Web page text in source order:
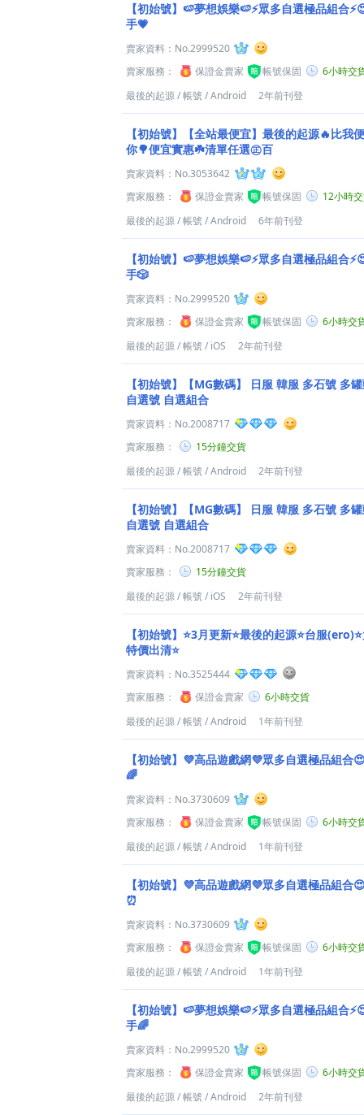
【初始號】🍉夢想娛樂🍉⚡眾多自選極品組合
手💗
賣家資料： No.2999520
賣家服務：
保證金賣家 帳號保固
6小時交
最後的起源/帳號/Android 2年前刊登
【初始號】【全站最便宜】最後的起源🔥比我
你🌳便宜實惠☘️清單任選㊣百
賣家資料： No.3053642
賣家服務：
保證金賣家 帳號保固
12小時
最後的起源/帳號/Android 6年前刊登
【初始號】🍉夢想娛樂🍉⚡眾多自選極品組合
手🎲
賣家資料： No.2999520
賣家服務：
保證金賣家 帳號保固
6小時交
最後的起源/帳號/ iOS 2年前刊登
【初始號】【MG數碼】 日服 韓服 多石號 多
自選號 自選組合
賣家資料： No.2008717
賣家服務：
15分鐘交貨
最後的起源/帳號/Android 2年前刊登
【初始號】【MG數碼】 日服 韓服 多石號 多
自選號 自選組合
賣家資料： No.2008717
賣家服務：
15分鐘交貨
最後的起源/帳號/ iOS 2年前刊登
【初始號】⭐️3月更新⭐️最後的起源⭐️台服
特價出清⭐️
賣家資料： No.3525444
賣家服務：
保證金賣家
6小時交貨
最後的起源/帳號/Android 1年前刊登
【初始號】💜高品遊戲網💜眾多自選極品組合
🌈
賣家資料： No.3730609
賣家服務：
保證金賣家 帳號保固
6小時交
最後的起源/帳號/Android 1年前刊登
【初始號】💜高品遊戲網💜眾多自選極品組合
⏰
賣家資料： No.3730609
賣家服務：
保證金賣家 帳號保固
6小時交
最後的起源/帳號/Android 1年前刊登
【初始號】🍉夢想娛樂🍉⚡眾多自選極品組合
手🌈
賣家資料： No.2999520
賣家服務：
保證金賣家 帳號保固
6小時交
最後的起源/帳號/Android 2年前刊登